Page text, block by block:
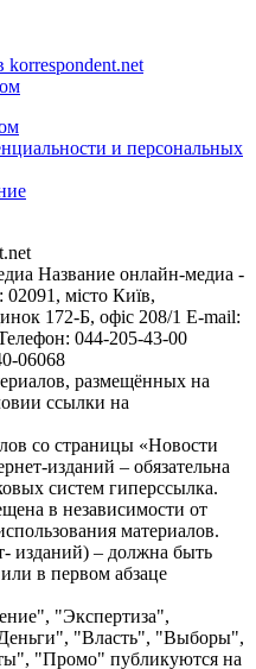
korrespondent.net
и персональных
Название онлайн-медиа -
місто Київ,
172-Б, офіс 208/1 E-mail:
044-205-43-00
06068
размещённых на
ссылки на
со страницы «Новости
изданий – обязательна
систем гиперссылка.
в независимости от
материалов.
изданий) – должна быть
в первом абзаце
"Экспертиза",
"Власть", "Выборы",
"Промо" публикуются на